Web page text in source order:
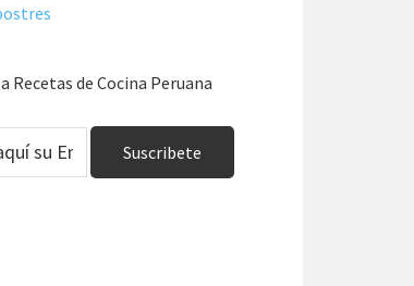
Recetas de Cocina Peruana